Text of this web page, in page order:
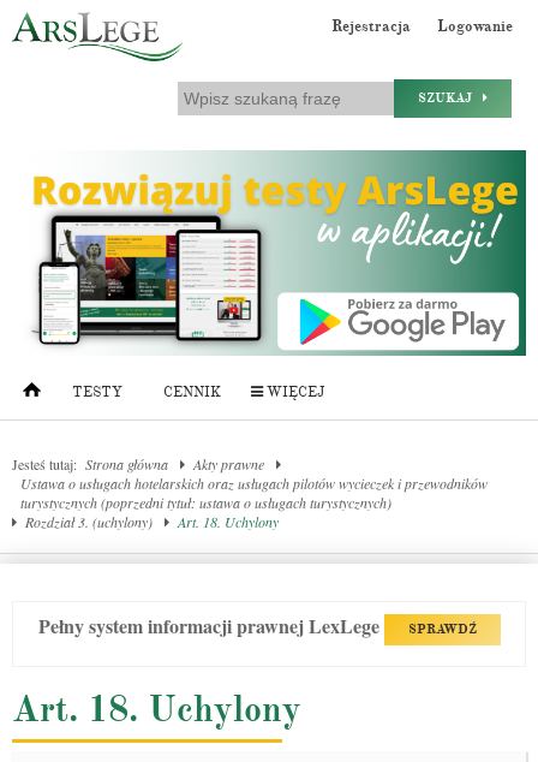
Rejestracja Logowanie
SZUKAJ
TESTY CENNIK WIĘCEJ
Jesteś tutaj: Strona główna
Akty prawne
Ustawa o usługach hotelarskich oraz usługach pilotów wycieczek i przewodników
turystycznych (poprzedni tytuł: ustawa o usługach turystycznych)
Rozdział 3. (uchylony)
Art. 18. Uchylony
Pełny system informacji prawnej LexLege SPRAWDŹ
Art. 18. Uchylony